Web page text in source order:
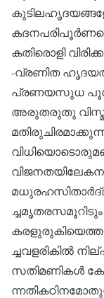
കതിരൊളി
-വ്രണിത
പ്രണയസുധ
അരുതരുതു
ച്ചവളരികിൽ
സതിമണികൾ